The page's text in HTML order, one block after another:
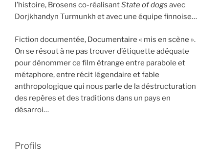
l’histoire, Brosens co-réalisantState of dogs avec
Dorjkhandyn Turmunkh et avec une équipe finnoise…
Fiction documentée, Documentaire « mis en scène ».
On se résout à ne pas trouver d’étiquette adéquate
pour dénommer ce film étrange entre parabole et
métaphore, entre récit légendaire et fable
anthropologique qui nous parle de la déstructuration
des repères et des traditions dans un pays en
désarroi…
Profils